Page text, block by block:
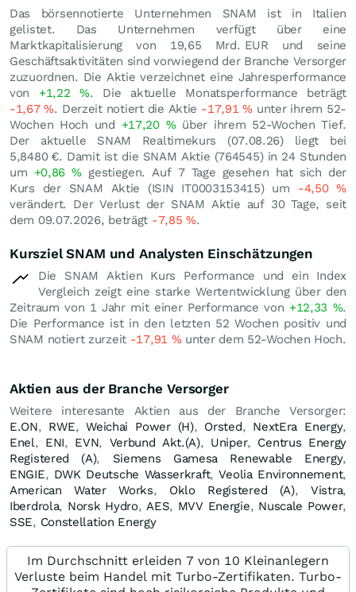
Das börsennotierte Unternehmen SNAM ist in Italien
gelistet. Das Unternehmen verfügt über eine
Marktkapitalisierung von 19,65 Mrd. EUR und seine
Geschäftsaktivitäten sind vorwiegend der Branche Versorger
zuzuordnen. Die Aktie verzeichnet eine Jahresperformance
von +1,22%. Die aktuelle Monatsperformance beträgt
-1,67%. Derzeit notiert die Aktie -17,91%unter ihrem 52-
Wochen Hoch und +17,20 %über ihrem 52-Wochen Tief.
Der aktuelle SNAM Realtimekurs (07.08.26) liegt bei
5,8480 €. Damit ist die SNAM Aktie (764545) in 24 Stunden
um +0,86%gestiegen. Auf 7 Tage gesehen hat sich der
Kurs der SNAM Aktie (ISIN IT0003153415) um -4,50%
verändert. Der Verlust der SNAM Aktie auf 30 Tage, seit
dem 09.07.2026, beträgt -7,85%.
Kursziel SNAM und Analysten Einschätzungen
Die SNAM Aktien Kurs Performance und ein Index
Vergleich zeigt eine starke Wertentwicklung über den
Zeitraum von 1 Jahr mit einer Performance von +12,33 %.
Die Performance ist in den letzten 52 Wochen positiv und
SNAM notiert zurzeit -17,91 %unter dem 52-Wochen Hoch.
Aktien aus der Branche Versorger
Weitere interesante Aktien aus der Branche Versorger:
E.ON, RWE,Weichai Power (H), Orsted, NextEra Energy,
Enel, ENI, EVN, Verbund Akt.(A), Uniper, Centrus Energy
Registered (A), Siemens Gamesa Renewable Energy,
ENGIE, DWK Deutsche Wasserkraft,Veolia Environnement,
American Water Works, Oklo Registered (A),Vistra,
Iberdrola, Norsk Hydro,AES, MVV Energie, Nuscale Power,
SSE, Constellation Energy
Im Durchschnitt erleiden 7 von 10 Kleinanlegern
Verluste beim Handel mit Turbo-Zertifikaten. Turbo-